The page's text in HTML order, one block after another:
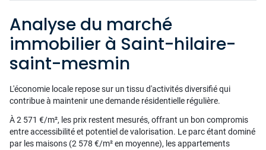
Analyse du marché
immobilier à Saint-hilaire-
saint-mesmin
L'économie locale repose sur un tissu d'activités diversifié qui
contribue à maintenir une demande résidentielle régulière.
À 2 571 €/m², les prix restent mesurés, offrant un bon compromis
entre accessibilité et potentiel de valorisation. Le parc étant dominé
par les maisons (2 578 €/m² en moyenne), les appartements